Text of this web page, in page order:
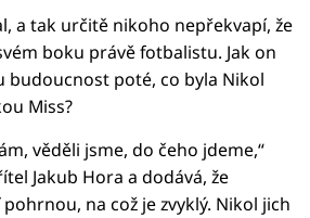
a tak určitě nikoho nepřekvapí, že
boku právě fotbalistu. Jak on
budoucnost poté, co byla Nikol
Miss?
věděli jsme, do čeho jdeme,“
Jakub Hora a dodává, že
na což je zvyklý. Nikol jich